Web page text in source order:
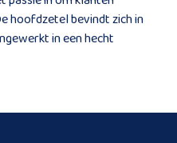
hoofdzetel bevindt zich in
in een hecht